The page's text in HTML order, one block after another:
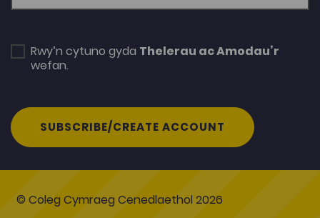
Rwy’n cytuno gyda Thelerau ac Amodau’r
wefan.
SUBSCRIBE/CREATE ACCOUNT
© Coleg Cymraeg Cenedlaethol 2026